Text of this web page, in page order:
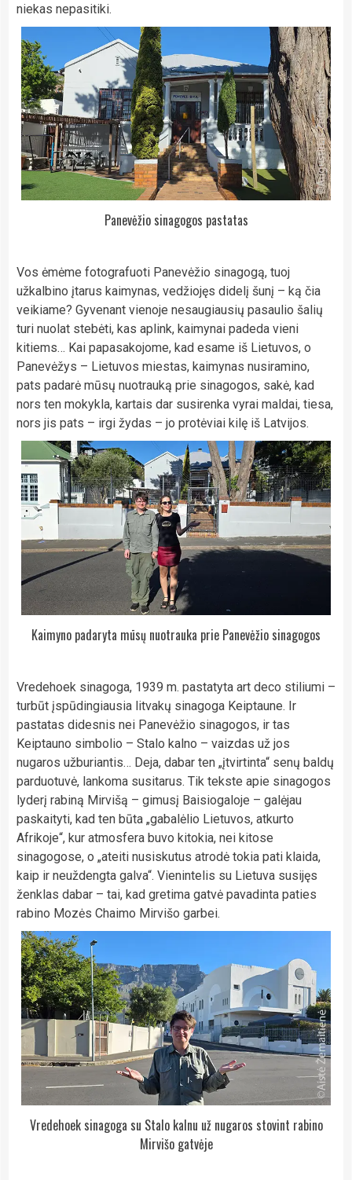
niekas nepasitiki.
Panevėžio sinagogos pastatas
Vos ėmėme fotografuoti Panevėžio sinagogą, tuoj
užkalbino įtarus kaimynas, vedžiojęs didelį šunį – ką čia
veikiame? Gyvenant vienoje nesaugiausių pasaulio šalių
turi nuolat stebėti, kas aplink, kaimynai padeda vieni
kitiems… Kai papasakojome, kad esame iš Lietuvos, o
Panevėžys – Lietuvos miestas, kaimynas nusiramino,
pats padarė mūsų nuotrauką prie sinagogos, sakė, kad
nors ten mokykla, kartais dar susirenka vyrai maldai, tiesa,
nors jis pats – irgi žydas – jo protėviai kilę iš Latvijos.
Kaimyno padaryta mūsų nuotrauka prie Panevėžio sinagogos
Vredehoek sinagoga, 1939 m. pastatyta art deco stiliumi –
turbūt įspūdingiausia litvakų sinagoga Keiptaune. Ir
pastatas didesnis nei Panevėžio sinagogos, ir tas
Keiptauno simbolio – Stalo kalno – vaizdas už jos
nugaros užburiantis… Deja, dabar ten „įtvirtinta“ senų baldų
parduotuvė, lankoma susitarus. Tik tekste apie sinagogos
lyderį rabiną Mirvišą – gimusį Baisiogaloje – galėjau
paskaityti, kad ten būta „gabalėlio Lietuvos, atkurto
Afrikoje“, kur atmosfera buvo kitokia, nei kitose
sinagogose, o „ateiti nusiskutus atrodė tokia pati klaida,
kaip ir neuždengta galva“. Vienintelis su Lietuva susijęs
ženklas dabar – tai, kad gretima gatvė pavadinta paties
rabino Mozės Chaimo Mirvišo garbei.
Vredehoek sinagoga su Stalo kalnu už nugaros stovint rabino
Mirvišo gatvėje